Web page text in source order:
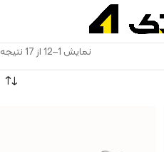
نمایش 1–12 از 17 نتیجه